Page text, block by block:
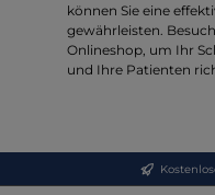
können Sie eine
gewährleisten.
Onlineshop, um Ihr
und Ihre Patienten